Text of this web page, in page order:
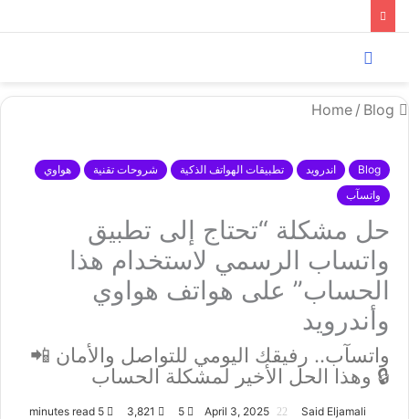
/ Blog
Blog اندرويد تطبيقات الهواتف الذكية شروحات تقنية
هواوي
واتسآب
حل مشكلة “تحتاج إلى تطبيق
واتساب الرسمي لاستخدام هذا
الحساب” على هواتف هواوي
وأندرويد
واتسآب.. رفيقك اليومي للتواصل والأمان 📲
🔒 وهذا الحل الأخير لمشكلة الحساب
Said Eljamali
April 3, 2025
5
3,821